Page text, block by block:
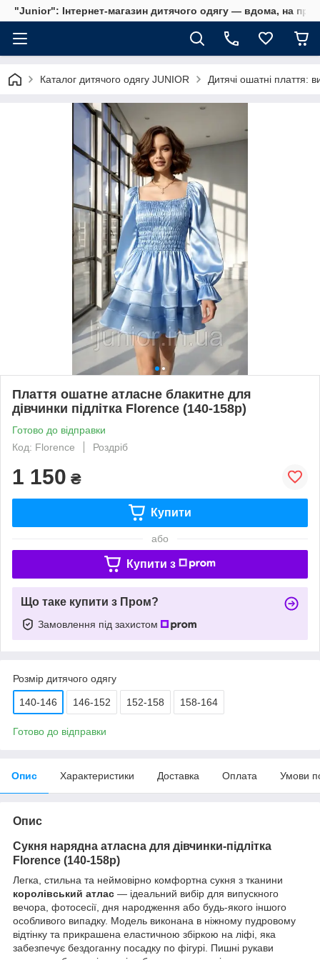
"Junior": Інтернет-магазин дитячого одягу — вдома, на
Каталог дитячого одягу JUNIOR Дитячі ошатні плаття:
Плаття ошатне атласне блакитне для
дівчинки підлітка Florence (140-158р)
Готово до відправки
Код: Florence
Роздріб
1 150 ₴
Купити
або
Купити з
Що таке купити з Пром?
Замовлення під захистом
Розмір дитячого одягу
140-146 146-152 152-158 158-164
Готово до відправки
Опис Характеристики Доставка Оплата Умови
Опис
Сукня нарядна атласна для дівчинки-підлітка
Florence (140-158р)
Легка, стильна та неймовірно комфортна сукня з тканини
королівський атлас — ідеальний вибір для випускного
вечора, фотосесії, дня народження або будь-якого іншого
особливого випадку. Модель виконана в ніжному пудровому
відтінку та прикрашена еластичною збіркою на ліфі, яка
забезпечує бездоганну посадку по фігурі. Пишні рукави